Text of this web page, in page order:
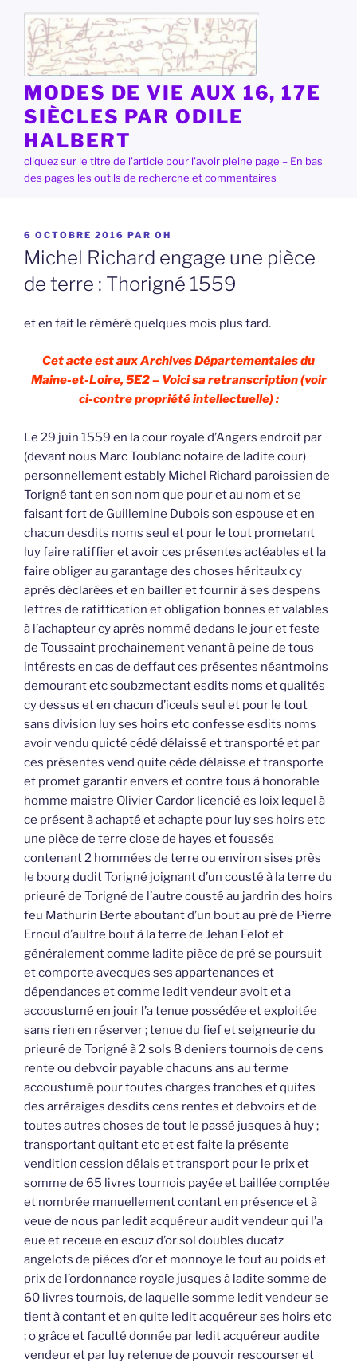
contenu
principal
MODES DE VIE AUX 16, 17E
SIÈCLES PAR ODILE
HALBERT
cliquez sur le titre de l'article pour l'avoir pleine page – En bas
des pages les outils de recherche et commentaires
PUBLIÉ
LE
6 OCTOBRE 2016 PAR OH
Michel Richard engage une pièce
de terre : Thorigné 1559
et en fait le réméré quelques mois plus tard.
Cet acte est aux Archives Départementales du
Maine-et-Loire, 5E2 – Voici sa retranscription (voir
ci-contre propriété intellectuelle) :
Le 29 juin 1559 en la cour royale d’Angers endroit par
(devant nous Marc Toublanc notaire de ladite cour)
personnellement estably Michel Richard paroissien de
Torigné tant en son nom que pour et au nom et se
faisant fort de Guillemine Dubois son espouse et en
chacun desdits noms seul et pour le tout prometant
luy faire ratiffier et avoir ces présentes actéables et la
faire obliger au garantage des choses héritaulx cy
après déclarées et en bailler et fournir à ses despens
lettres de ratiffication et obligation bonnes et valables
à l’achapteur cy après nommé dedans le jour et feste
de Toussaint prochainement venant à peine de tous
intérests en cas de deffaut ces présentes néantmoins
demourant etc soubzmectant esdits noms et qualités
cy dessus et en chacun d’iceuls seul et pour le tout
sans division luy ses hoirs etc confesse esdits noms
avoir vendu quicté cédé délaissé et transporté et par
ces présentes vend quite cède délaisse et transporte
et promet garantir envers et contre tous à honorable
homme maistre Olivier Cardor licencié es loix lequel à
ce présent à achapté et achapte pour luy ses hoirs etc
une pièce de terre close de hayes et foussés
contenant 2 hommées de terre ou environ sises près
le bourg dudit Torigné joignant d’un cousté à la terre du
prieuré de Torigné de l’autre cousté au jardrin des hoirs
feu Mathurin Berte aboutant d’un bout au pré de Pierre
Ernoul d’aultre bout à la terre de Jehan Felot et
généralement comme ladite pièce de pré se poursuit
et comporte avecques ses appartenances et
dépendances et comme ledit vendeur avoit et a
accoustumé en jouir l’a tenue possédée et exploitée
sans rien en réserver ; tenue du fief et seigneurie du
prieuré de Torigné à 2 sols 8 deniers tournois de cens
rente ou debvoir payable chacuns ans au terme
accoustumé pour toutes charges franches et quites
des arréraiges desdits cens rentes et debvoirs et de
toutes autres choses de tout le passé jusques à huy ;
transportant quitant etc et est faite la présente
vendition cession délais et transport pour le prix et
somme de 65 livres tournois payée et baillée comptée
et nombrée manuellement contant en présence et à
veue de nous par ledit acquéreur audit vendeur qui l’a
eue et receue en escuz d’or sol doubles ducatz
angelots de pièces d’or et monnoye le tout au poids et
prix de l’ordonnance royale jusques à ladite somme de
60 livres tournois, de laquelle somme ledit vendeur se
tient à contant et en quite ledit acquéreur ses hoirs etc
; o grâce et faculté donnée par ledit acquéreur audite
vendeur et par luy retenue de pouvoir rescourser et